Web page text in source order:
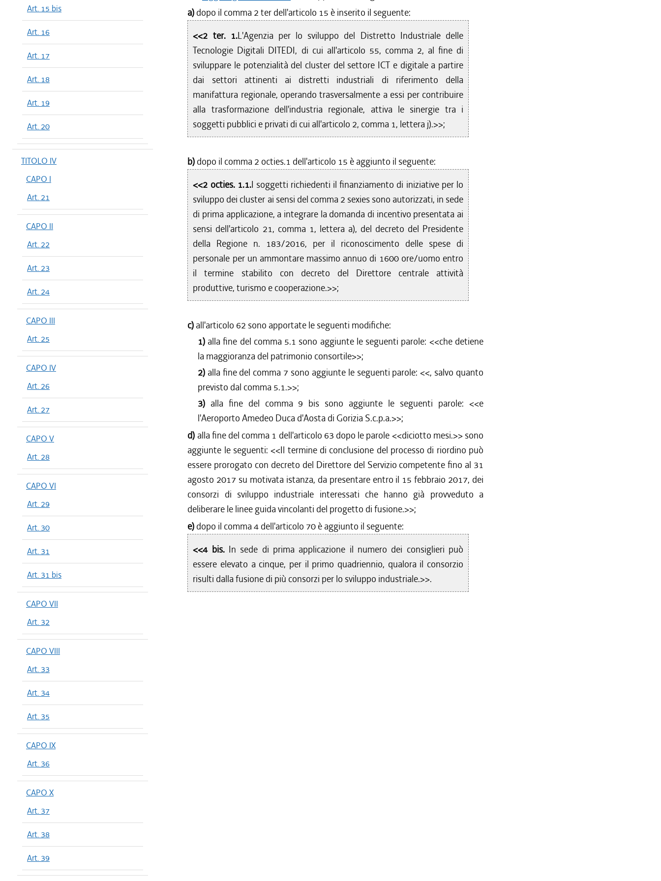
Art. 15 bis
Art. 16
Art. 17
Art. 18
Art. 19
Art. 20
TITOLO IV
CAPO I
Art. 21
CAPO II
Art. 22
Art. 23
Art. 24
CAPO III
Art. 25
CAPO IV
Art. 26
Art. 27
CAPO V
Art. 28
CAPO VI
Art. 29
Art. 30
Art. 31
Art. 31 bis
CAPO VII
Art. 32
CAPO VIII
Art. 33
Art. 34
Art. 35
CAPO IX
Art. 36
CAPO X
Art. 37
Art. 38
Art. 39
a) dopo il comma 2 ter dell'articolo 15 è inserito il seguente:
<<2 ter. 1.L'Agenzia per lo sviluppo del Distretto Industriale delle
Tecnologie Digitali DITEDI, di cui all'articolo 55, comma 2, al fine di
sviluppare le potenzialità del cluster del settore ICT e digitale a partire
dai settori attinenti ai distretti industriali di riferimento della
manifattura regionale, operando trasversalmente a essi per contribuire
alla trasformazione dell'industria regionale, attiva le sinergie tra i
soggetti pubblici e privati di cui all'articolo 2, comma 1, lettera j).>>;
b) dopo il comma 2 octies.1 dell'articolo 15 è aggiunto il seguente:
<<2 octies. 1.1.I soggetti richiedenti il finanziamento di iniziative per lo
sviluppo dei cluster ai sensi del comma 2 sexies sono autorizzati, in sede
di prima applicazione, a integrare la domanda di incentivo presentata ai
sensi dell'articolo 21, comma 1, lettera a), del decreto del Presidente
della Regione n. 183/2016, per il riconoscimento delle spese di
personale per un ammontare massimo annuo di 1600 ore/uomo entro
il termine stabilito con decreto del Direttore centrale attività
produttive, turismo e cooperazione.>>;
c) all'articolo 62 sono apportate le seguenti modifiche:
1) alla fine del comma 5.1 sono aggiunte le seguenti parole: <<che detiene
la maggioranza del patrimonio consortile>>;
2) alla fine del comma 7 sono aggiunte le seguenti parole: <<, salvo quanto
previsto dal comma 5.1.>>;
3) alla fine del comma 9 bis sono aggiunte le seguenti parole: <<e
l'Aeroporto Amedeo Duca d'Aosta di Gorizia S.c.p.a.>>;
d) alla fine del comma 1 dell'articolo 63 dopo le parole <<diciotto mesi.>> sono
aggiunte le seguenti: <<Il termine di conclusione del processo di riordino può
essere prorogato con decreto del Direttore del Servizio competente fino al 31
agosto 2017 su motivata istanza, da presentare entro il 15 febbraio 2017, dei
consorzi di sviluppo industriale interessati che hanno già provveduto a
deliberare le linee guida vincolanti del progetto di fusione.>>;
e) dopo il comma 4 dell'articolo 70 è aggiunto il seguente:
<<4 bis. In sede di prima applicazione il numero dei consiglieri può
essere elevato a cinque, per il primo quadriennio, qualora il consorzio
risulti dalla fusione di più consorzi per lo sviluppo industriale.>>.